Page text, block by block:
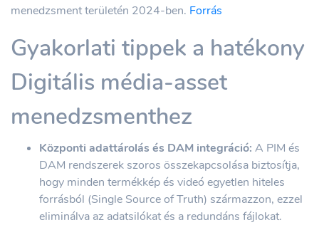
menedzsment területén 2024-ben. Forrás
Gyakorlati tippek a hatékony
Digitális média-asset
menedzsmenthez
Központi adattárolás és DAM integráció: A PIM és
DAM rendszerek szoros összekapcsolása biztosítja,
hogy minden termékkép és videó egyetlen hiteles
forrásból (Single Source of Truth) származzon, ezzel
eliminálva az adatsilókat és a redundáns fájlokat.